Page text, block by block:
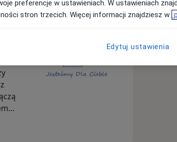
preferencje w ustawieniach. W ustawieniach
stron trzecich. Więcej informacji znajdziesz w
Edytuj ustawienia